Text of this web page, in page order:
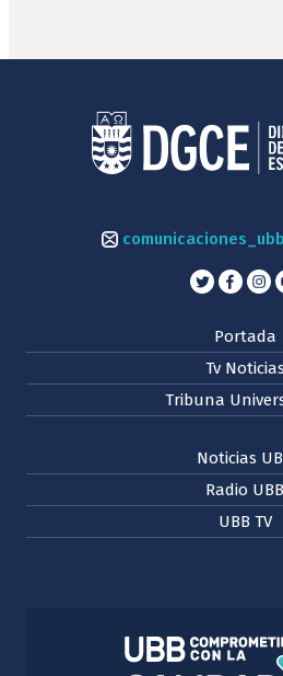
Portada
Tv Noticias
Tribuna
Noticias
Radio UBB
UBB TV